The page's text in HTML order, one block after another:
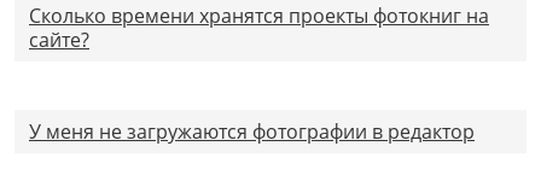
Сколько времени хранятся проекты фотокниг на
сайте?
У меня не загружаются фотографии в редактор